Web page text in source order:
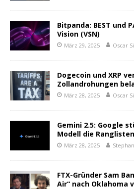
Bitpanda: BEST und
Vision (VSN)
März 29, 2025 Oscar
Dogecoin und XRP
Zollandrohungen
März 28, 2025 Oscar
Gemini 2.5: Google
Modell die Ranglisten
März 28, 2025
FTX-Gründer Sam
Air“ nach Oklahoma